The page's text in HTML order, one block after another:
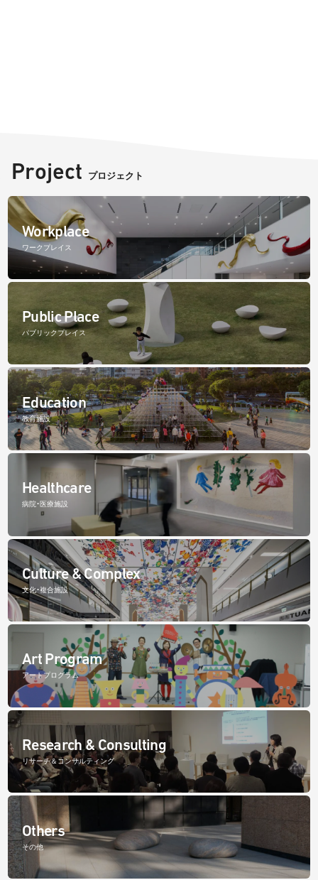
Project プロジェクト
Workplace
ワークプレイス
Public Place
パブリックプレイス
Education
教育施設
Healthcare
病院・医療施設
Culture & Complex
文化・複合施設
Art Program
アートプログラム
Research & Consulting
リサーチ＆コンサルティング
Others
その他